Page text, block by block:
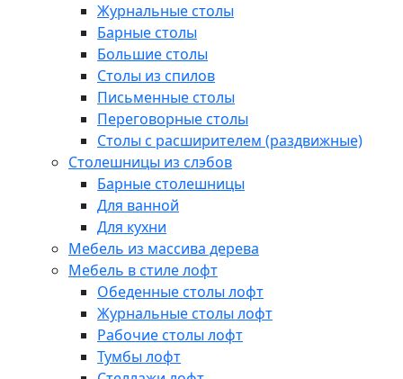
Журнальные столы
Барные столы
Большие столы
Столы из спилов
Письменные столы
Переговорные столы
Столы с расширителем (раздвижные)
Столешницы из слэбов
Барные столешницы
Для ванной
Для кухни
Мебель из массива дерева
Мебель в стиле лофт
Обеденные столы лофт
Журнальные столы лофт
Рабочие столы лофт
Тумбы лофт